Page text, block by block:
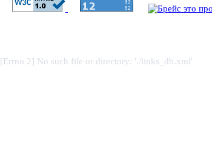
[Errno 2] No such file or directory: './links_db.xml'